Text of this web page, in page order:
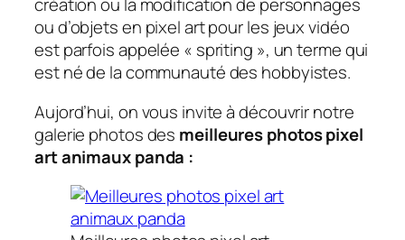
création ou la modification de personnages
ou d’objets en pixel art pour les jeux vidéo
est parfois appelée « spriting », un terme qui
est né de la communauté des hobbyistes.
Aujord’hui, on vous invite à découvrir notre
galerie photos des meilleures photos pixel
art animaux panda :